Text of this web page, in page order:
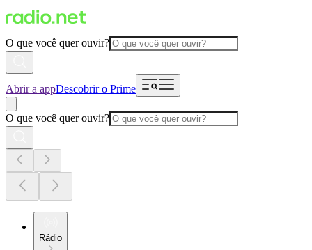
O que você quer ouvir?
Abrir a appDescobrir o Prime
O que você quer ouvir?
Rádio